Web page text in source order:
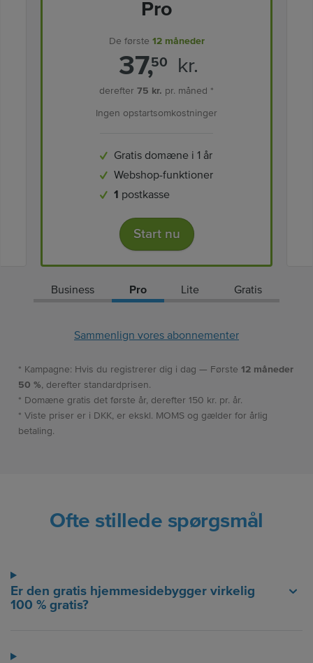
Pro
De første 12 måneder
37,50 kr.
derefter 75 kr. pr. måned *
Ingen opstartsomkostninger
Gratis domæne i 1 år
Webshop-funktioner
1 postkasse
Start nu
Business Pro Lite Gratis
Sammenlign vores abonnementer
* Kampagne: Hvis du registrerer dig i dag — Første 12 måneder
50 %, derefter standardprisen.
* Domæne gratis det første år, derefter 150 kr. pr. år.
* Viste priser er i DKK, er ekskl. MOMS og gælder for årlig
betaling.
Ofte stillede spørgsmål
Er den gratis hjemmesidebygger virkelig
100 % gratis?